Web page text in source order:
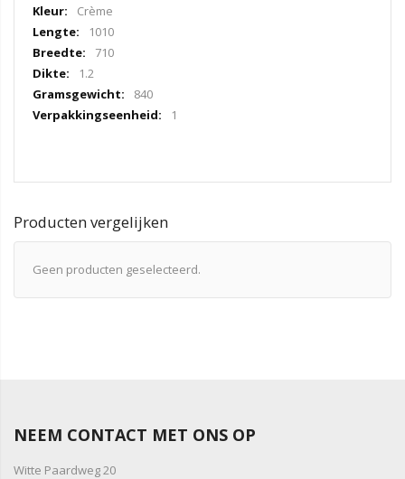
Crème
1010
710
1.2
840
1
Producten vergelijken
Geen producten geselecteerd.
NEEM CONTACT MET ONS OP
Witte Paardweg 20